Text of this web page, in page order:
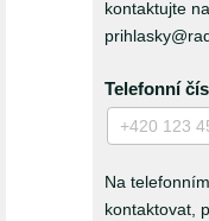
kontaktujte na
Telefonní
Na
kontaktovat,